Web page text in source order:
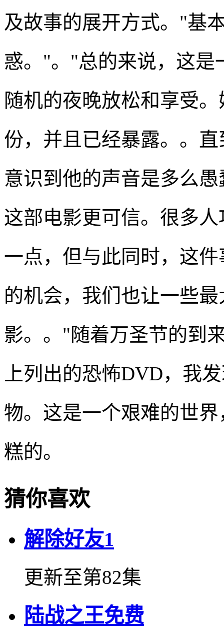
及故事的展开方式。"基
惑。"。"总的来说，这是
随机的夜晚放松和享受
份，并且已经暴露。。
意识到他的声音是多么
这部电影更可信。很多
一点，但与此同时，这
的机会，我们也让一些
影。。"随着万圣节的到
上列出的恐怖DVD，我
物。这是一个艰难的世
糕的。
猜你喜欢
解除好友1
更新至第82集
陆战之王免费